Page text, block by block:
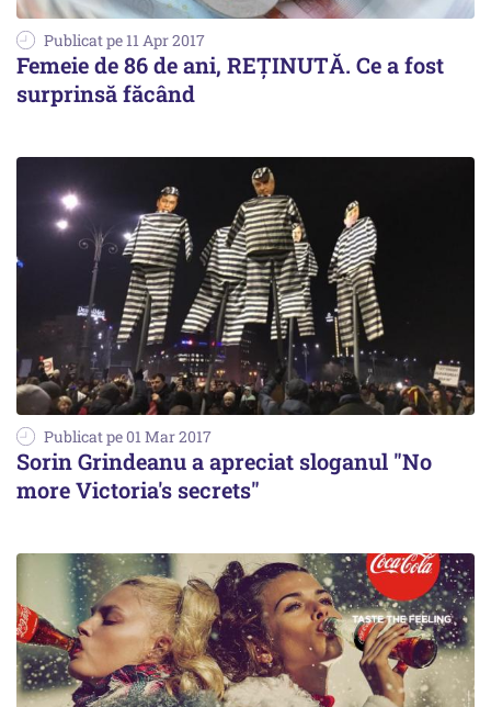
Publicat pe 11 Apr 2017
Femeie de 86 de ani, REȚINUTĂ. Ce a fost
surprinsă făcând
Publicat pe 01 Mar 2017
Sorin Grindeanu a apreciat sloganul "No
more Victoria's secrets"